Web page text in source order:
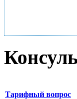
Тарифный вопрос